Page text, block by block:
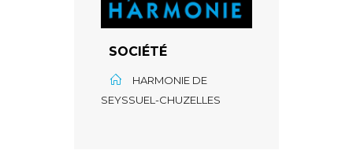
SOCIÉTÉ
HARMONIE DE
SEYSSUEL-CHUZELLES